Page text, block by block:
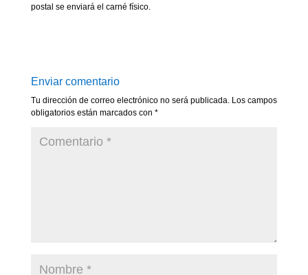
postal se enviará el carné físico.
Enviar comentario
Tu dirección de correo electrónico no será publicada. Los campos
obligatorios están marcados con *